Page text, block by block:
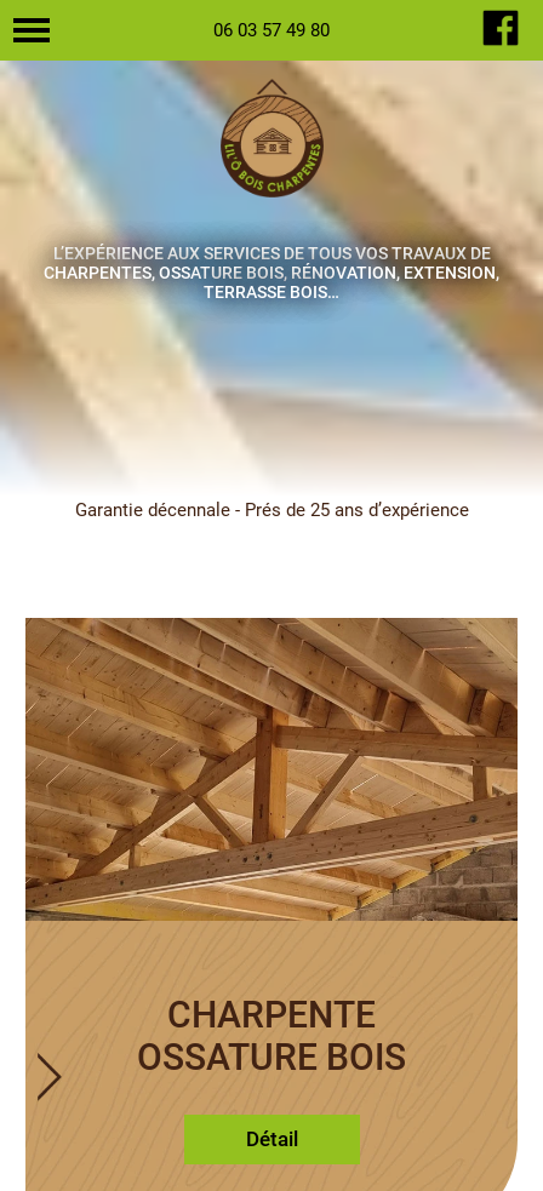
06 03 57 49 80
Garantie décennale - Prés de 25 ans d’expérience
L’EXPÉRIENCE AUX SERVICES DE TOUS VOS TRAVAUX DE
CHARPENTES, OSSATURE BOIS, RÉNOVATION, EXTENSION,
TERRASSE BOIS…
CHARPENTE
OSSATURE BOIS
Détail